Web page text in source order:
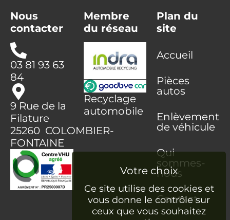
Nous
contacter
03 81 93 63
84
9 Rue de la
Filature
25260 COLOMBIER-
FONTAINE
Membre
du réseau
Recyclage
automobile
Plan du
site
Accueil
Pièces
autos
Enlèvement
de véhicule
Qui
sommes-
nous
Contact
Ce site utilise des cookies et
vous donne le contrôle sur
ceux que vous souhaitez